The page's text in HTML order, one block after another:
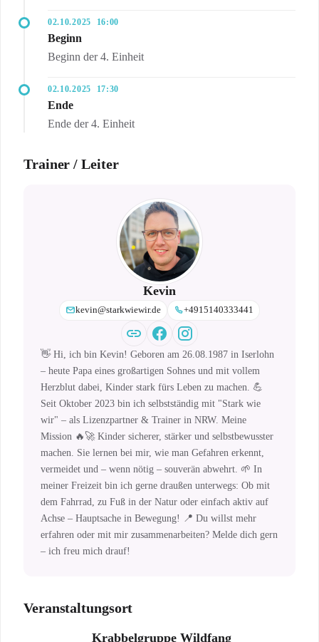
02.10.2025 16:00
Beginn
Beginn der 4. Einheit
02.10.2025 17:30
Ende
Ende der 4. Einheit
Trainer / Leiter
Kevin
kevin@starkwiewir.de +4915140333441
👋 Hi, ich bin Kevin! Geboren am 26.08.1987 in Iserlohn
– heute Papa eines großartigen Sohnes und mit vollem
Herzblut dabei, Kinder stark fürs Leben zu machen. 💪
Seit Oktober 2023 bin ich selbstständig mit "Stark wie
wir" – als Lizenzpartner & Trainer in NRW. Meine
Mission 🔥🚀 Kinder sicherer, stärker und selbstbewusster
machen. Sie lernen bei mir, wie man Gefahren erkennt,
vermeidet und – wenn nötig – souverän abwehrt. 🌱 In
meiner Freizeit bin ich gerne draußen unterwegs: Ob mit
dem Fahrrad, zu Fuß in der Natur oder einfach aktiv auf
Achse – Hauptsache in Bewegung! 📍 Du willst mehr
erfahren oder mit mir zusammenarbeiten? Melde dich gern
– ich freu mich drauf!
Veranstaltungsort
Krabbelgruppe Wildfang